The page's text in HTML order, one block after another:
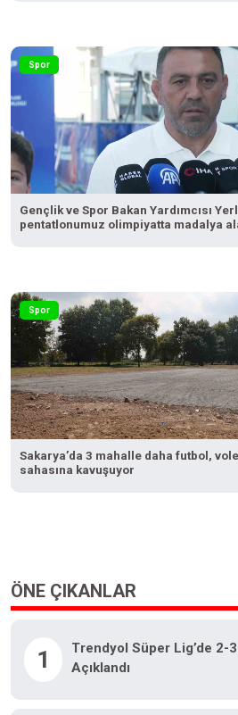
Spor
Gençlik ve Spor Bakan Yardımcısı
pentatlonumuz olimpiyatta madalya
Spor
Sakarya’da 3 mahalle daha futbol,
sahasına kavuşuyor
ÖNE ÇIKANLAR
1
Trendyol Süper Lig’de 2-
Açıklandı